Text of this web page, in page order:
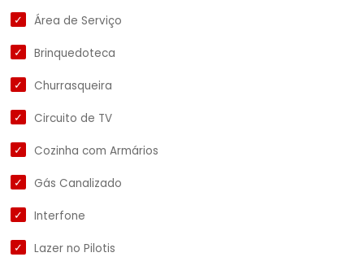
Área de Serviço
Brinquedoteca
Churrasqueira
Circuito de TV
Cozinha com Armários
Gás Canalizado
Interfone
Lazer no Pilotis